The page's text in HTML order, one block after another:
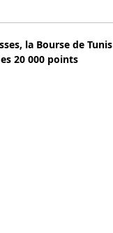
la Bourse de Tunis
20 000 points